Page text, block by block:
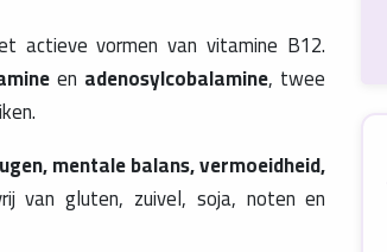
actieve vormen van vitamine B12.
en adenosylcobalamine, twee
mentale balans, vermoeidheid,
van gluten, zuivel, soja, noten en